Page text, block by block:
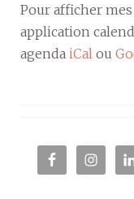
Pour afficher
application
agenda iCal ou